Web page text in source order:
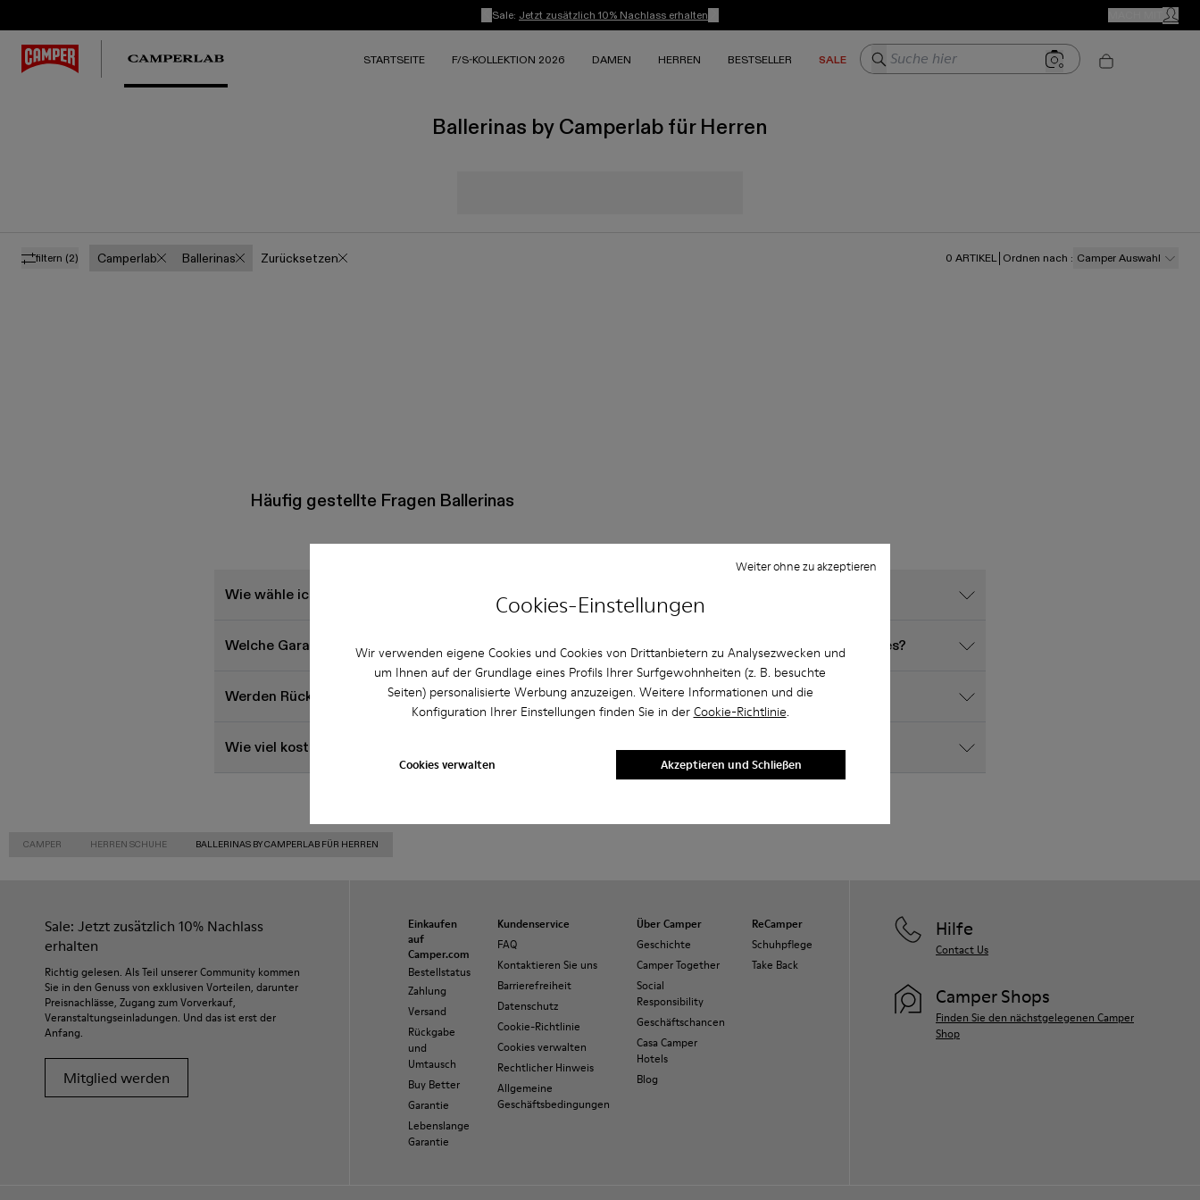
Cookies-Einstellungen
Wir verwenden eigene Cookies und Cookies von Drittanbietern zu Analysezwecken und
um Ihnen auf der Grundlage eines Profils Ihrer Surfgewohnheiten (z. B. besuchte
Seiten) personalisierte Werbung anzuzeigen. Weitere Informationen und die
Konfiguration Ihrer Einstellungen finden Sie in der Cookie-Richtlinie.
Cookies verwalten
Weiter ohne zu akzeptieren
Akzeptieren und Schließen
Sale: Jetzt zusätzlich 10% Nachlass erhalten MEIN
STARTSEITE F/S-KOLLEKTION 2026 DAMEN HERREN BESTSELLER SALE Suche hier
Ballerinas by Camperlab für Herren
filtern (2) Camperlab Ballerinas Zurücksetzen 0 ARTIKEL Ordnen nach : Camper Auswahl
Häufig gestellte Fragen Ballerinas
Wie wähle ich die richtige Größe für Camper Schuhe aus?
Welche Garantie für auf der Website von Camper gekaufte Ballerinas by Camperlab für Herren gibt es?
Werden Rückgaben bei Camper akzeptiert?
Wie viel kostet der Versand für Camper Ballerinas by Camperlab für Herren?
CAMPER HERREN SCHUHE BALLERINAS BY CAMPERLAB FÜR HERREN
Sale: Jetzt zusätzlich 10% Nachlass
erhalten
Richtig gelesen. Als Teil unserer Community kommen
Sie in den Genuss von exklusiven Vorteilen, darunter
Preisnachlässe, Zugang zum Vorverkauf,
Veranstaltungseinladungen. Und das ist erst der
Anfang.
Mitglied werden
Einkaufen
auf
Camper.com
Bestellstatus
Zahlung
Versand
Rückgabe
und
Umtausch
Buy Better
Garantie
Lebenslange
Garantie
Kundenservice
FAQ
Kontaktieren Sie uns
Barrierefreiheit
Datenschutz
Cookie-Richtlinie
Cookies verwalten
Rechtlicher Hinweis
Allgemeine
Geschäftsbedingungen
Über Camper
Geschichte
Camper Together
Social
Responsibility
Geschäftschancen
Casa Camper
Hotels
Blog
ReCamper
Schuhpflege
Take Back
Hilfe
Contact Us
Camper Shops
Finden Sie den nächstgelegenen Camper
Shop